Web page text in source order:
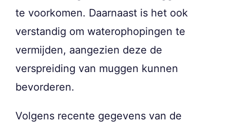
te voorkomen. Daarnaast is het ook
verstandig om waterophopingen te
vermijden, aangezien deze de
verspreiding van muggen kunnen
bevorderen.
Volgens recente gegevens van de